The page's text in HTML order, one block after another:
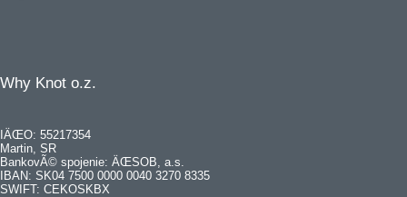
Why Knot o.z.
IÄŒO: 55217354
Martin, SR
BankovÃ© spojenie: ÄŒSOB, a.s.
IBAN: SK04 7500 0000 0040 3270 8335
SWIFT: CEKOSKBX